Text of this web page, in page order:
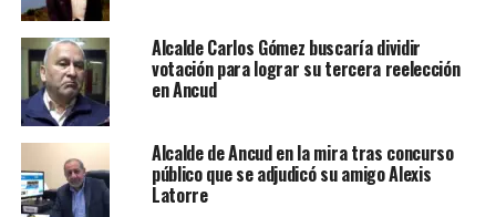
Alcalde Carlos Gómez buscaría dividir
votación para lograr su tercera reelección
en Ancud
Alcalde de Ancud en la mira tras concurso
público que se adjudicó su amigo Alexis
Latorre